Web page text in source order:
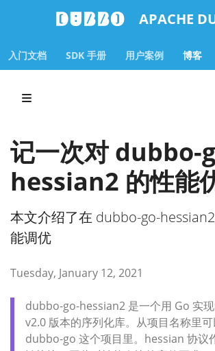
APACHE
入门文档 SDK 手册 用户案例 博客
记一次对 dubbo-
hessian2 的性能
本文介绍了在 dubbo-go-
能调优
Tuesday, January 12, 2021
dubbo-go-hessian2 是一个用 Go 实
v2.0 版本的序列化库。从项目名称里
dubbo-go 这个项目里。hessian 协议